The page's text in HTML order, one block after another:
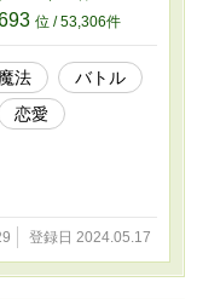
位 / 53,306件
法
バトル
恋愛
登録日 2024.05.17